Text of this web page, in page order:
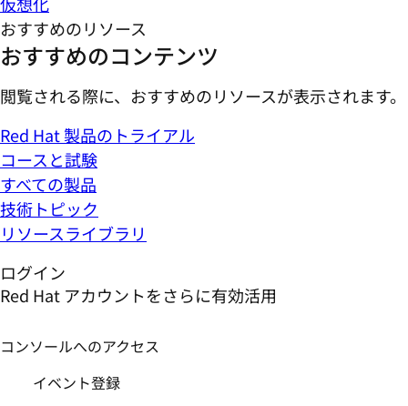
おすすめのリソース
おすすめのコンテンツ
閲覧される際に、おすすめのリソースが表示されます。
Red Hat 製品のトライアル
コースと試験
すべての製品
技術トピック
リソースライブラリ
ログイン
Red Hat アカウントをさらに有効活用
コンソールへのアクセス
イベント登録